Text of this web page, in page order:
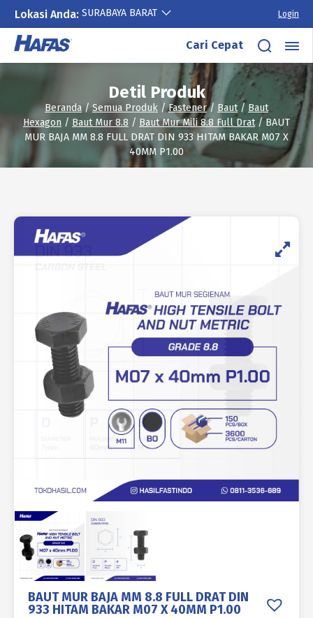
Lokasi Anda: SURABAYA BARAT Login
Lewati
konten
Cari Cepat
Detil Produk
Beranda/ Semua Produk /Fastener/ Baut/ Baut
Hexagon / Baut Mur 8.8 / Baut Mur Mili 8.8 Full Drat/ BAUT
MUR BAJA MM 8.8 FULL DRAT DIN 933 HITAM BAKAR M07 X
40MM P1.00
BAUT MUR BAJA MM 8.8 FULL DRAT DIN
933 HITAM BAKAR M07 X 40MM P1.00